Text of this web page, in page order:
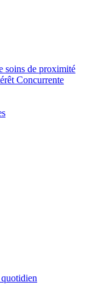
soins de proximité
Concurrente